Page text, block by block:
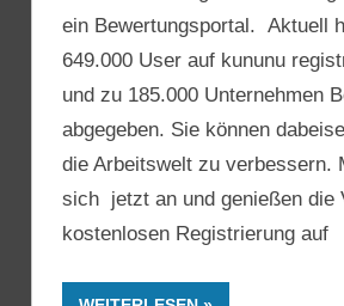
ein Bewertungsportal. Aktuell
649.000 User auf kununu
und zu 185.000 Unternehmen
abgegeben. Sie können
die Arbeitswelt zu verbessern.
sich jetzt an und genießen die
kostenlosen Registrierung auf